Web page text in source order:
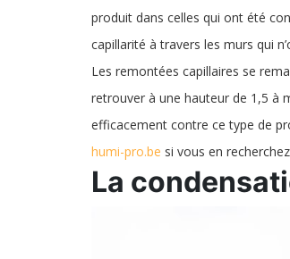
produit dans celles qui ont été
capillarité à travers les murs qui
Les remontées capillaires se
retrouver à une hauteur de 1,5 à
efficacement contre ce type de
humi-pro.be si vous en
La